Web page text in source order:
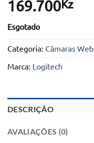
169.700Kz
Esgotado
Categoria: Câmaras Web
Marca: Logitech
DESCRIÇÃO
AVALIAÇÕES (0)